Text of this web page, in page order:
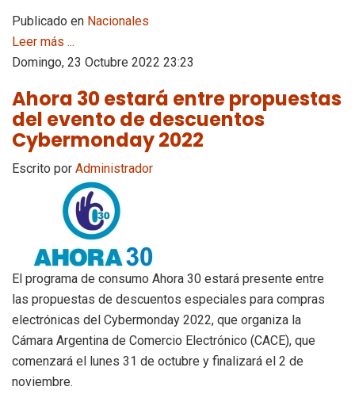
Publicado en Nacionales
Leer más ...
Domingo, 23 Octubre 2022 23:23
Ahora 30 estará entre propuestas
del evento de descuentos
Cybermonday 2022
Escrito por Administrador
El programa de consumo Ahora 30 estará presente entre
las propuestas de descuentos especiales para compras
electrónicas del Cybermonday 2022, que organiza la
Cámara Argentina de Comercio Electrónico (CACE), que
comenzará el lunes 31 de octubre y finalizará el 2 de
noviembre.